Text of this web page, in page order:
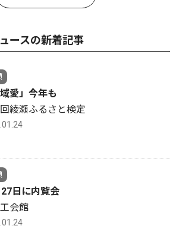
ースの新着記事
域愛」今年も
回綾瀬ふるさと検定
日に内覧会
会館